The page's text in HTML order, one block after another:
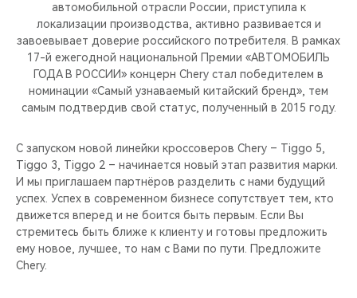
НОВИНКИ
CHERY CONNECT
ЛЮДИ CHERY
БЛАГОТВОРИТЕЛЬНОСТЬ
CHERY И СПОРТ
НАШИ МЕРОПРИЯТИЯ
ВИДЕООБЗОРЫ
CHERY ДЛЯ ДЕТЕЙ
автомобильной отрасли России, приступила к
локализации производства, активно развивается и
завоевывает доверие российского потребителя. В рамках
17-й ежегодной национальной Премии «АВТОМОБИЛЬ
ГОДА В РОССИИ» концерн Chery стал победителем в
номинации «Самый узнаваемый китайский бренд», тем
самым подтвердив свой статус, полученный в 2015 году.
С запуском новой линейки кроссоверов Chery – Tiggo 5,
Tiggo 3, Tiggo 2 – начинается новый этап развития марки.
И мы приглашаем партнёров разделить с нами будущий
успех. Успех в современном бизнесе сопутствует тем, кто
движется вперед и не боится быть первым. Если Вы
стремитесь быть ближе к клиенту и готовы предложить
ему новое, лучшее, то нам с Вами по пути. Предложите
Chery.